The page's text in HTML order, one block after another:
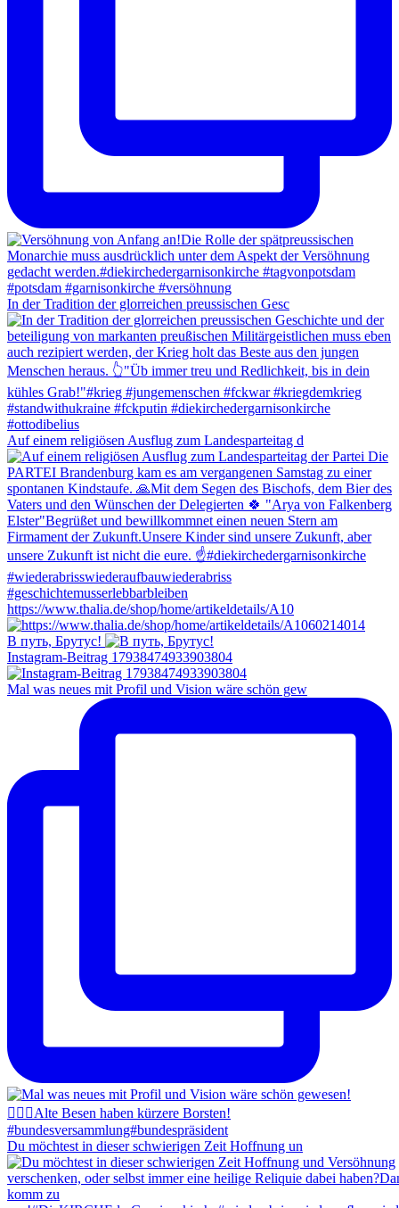
In der Tradition der glorreichen preussischen Gesc
Auf einem religiösen Ausflug zum Landesparteitag d
https://www.thalia.de/shop/home/artikeldetails/A10
В путь, Брутyc!
Instagram-Beitrag 17938474933903804
Mal was neues mit Profil und Vision wäre schön gew
Du möchtest in dieser schwierigen Zeit Hoffnung un